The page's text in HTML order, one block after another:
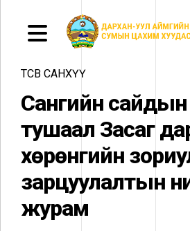
ТӨСӨВ САНХҮҮ
Сангийн сайдын
тушаал Засаг
хөрөнгийн
зарцуулалтын
журам